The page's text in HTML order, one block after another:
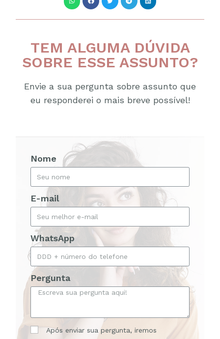
TEM ALGUMA DÚVIDA
SOBRE ESSE ASSUNTO?
Envie a sua pergunta sobre assunto que
eu responderei o mais breve possível!
Nome
E-mail
WhatsApp
Pergunta
Após enviar sua pergunta, iremos